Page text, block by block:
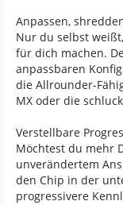
Anpassen,
Nur du selbst
für dich machen.
anpassbaren
die Allrounder-
MX oder die
Verstellbare
Möchtest du mehr
unverändertem
den Chip in der
progressivere